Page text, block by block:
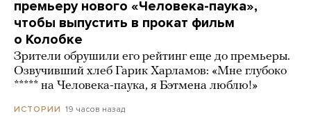
премьеру нового «Человека-паука»,
чтобы выпустить в прокат фильм
о Колобке
Зрители обрушили его рейтинг еще до премьеры.
Озвучивший хлеб Гарик Харламов: «Мне глубоко
***** на Человека-паука, я Бэтмена люблю!»
ИСТОРИИ 19 часов назад